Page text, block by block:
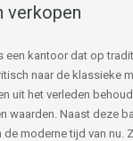
verkopen
een kantoor dat op
naar de klassieke
uit het verleden
waarden. Naast deze
moderne tijd van nu.